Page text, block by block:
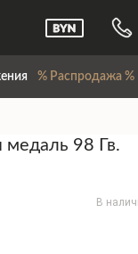
% Распродажа %
медаль 98 Гв.
В